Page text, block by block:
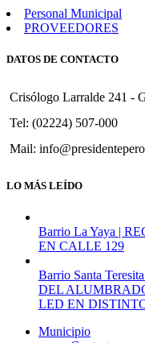
Personal Municipal
PROVEEDORES
DATOS DE CONTACTO
Crisólogo Larralde 241 -
Tel: (02224) 507-000
Mail:
LO MÁS LEÍDO
Barrio La Yaya |
EN CALLE 129
Barrio Santa
DEL
LED EN
Municipio